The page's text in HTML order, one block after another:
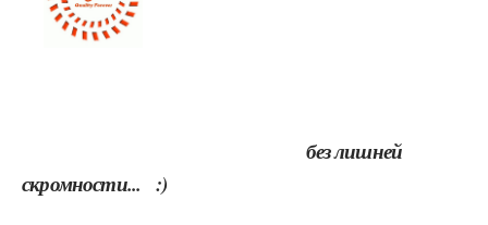
без лишней
скромности... :)